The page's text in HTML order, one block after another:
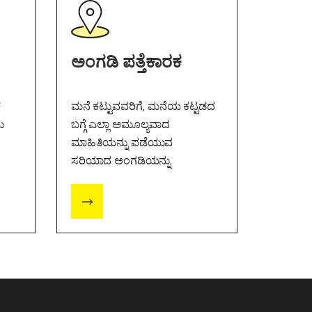
ಅಂಗಡಿ ಪತ್ತೆಕಾರಕ
ಮನೆ ಕಟ್ಟುವವರಿಗೆ, ಮನೆಯ ಕಟ್ಟಡದ
ಬಗ್ಗೆ ಎಲ್ಲಾ ಅಮೂಲ್ಯವಾದ
ಮಾಹಿತಿಯನ್ನು ಪಡೆಯುವ
ಸರಿಯಾದ ಅಂಗಡಿಯನ್ನು